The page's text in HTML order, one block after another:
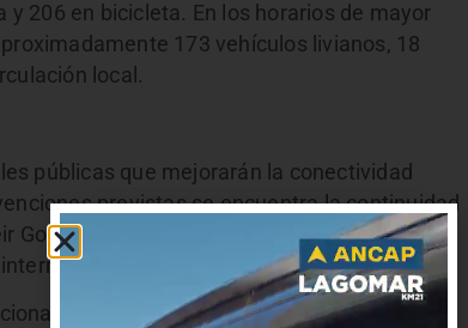
206 en bicicleta. En los horarios de mayor
173 vehículos livianos, 18
local.
públicas que mejorarán la conectividad
previstas se encuentra la continuidad
Golda, Antares y Baltasar Brum, así como la
que dividirá el predio en dos sectores.
de cinco niveles con capacidad